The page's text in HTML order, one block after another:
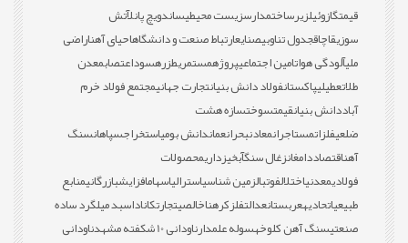
قیمتگازوئیلزیرساختمدارسزیست محیطیساندویچ پانلآتش
سوزیقاچاقجدول تناوبیصنایعارتباط صنعت و دانشگاهاحیای آهناراضی
ملیآلودگی هواتامین اجتماعیپروژهمستمریطزرهسوداعتصابمعدن
طلاتعطیلیپاکستانفولاد دانش بنیانتجارت جهانیمجتمع فولاد خرم
آباددانش بنیانقیمتسوختسازه هشت
ضلعیفلزاتمستاجرانمعادنبحرانعماندانش بومیاستخراجسپاهانسنگ
آهناقتصاددامغانزغال سنگآبخیزداریمحصولات
فولادیمعدنیاختلالفوتبالزمین شناسیاسترالیاسهامافزایشبازرگانیمنابع
طبیعیاتحادیهعربستانعدالتفلزکرهناخالصیتجارتکاناداسبد میلگرد ساده
صنعتیسنگ آهن کلوخهسوله علمدارناودانی 10 شکفته مشهد
ناودانی